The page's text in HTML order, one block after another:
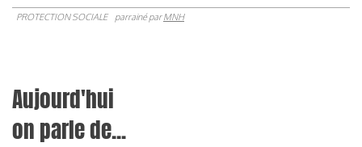
PROTECTION SOCIALE parrainé parMNH
Aujourd'hui
on parle de...